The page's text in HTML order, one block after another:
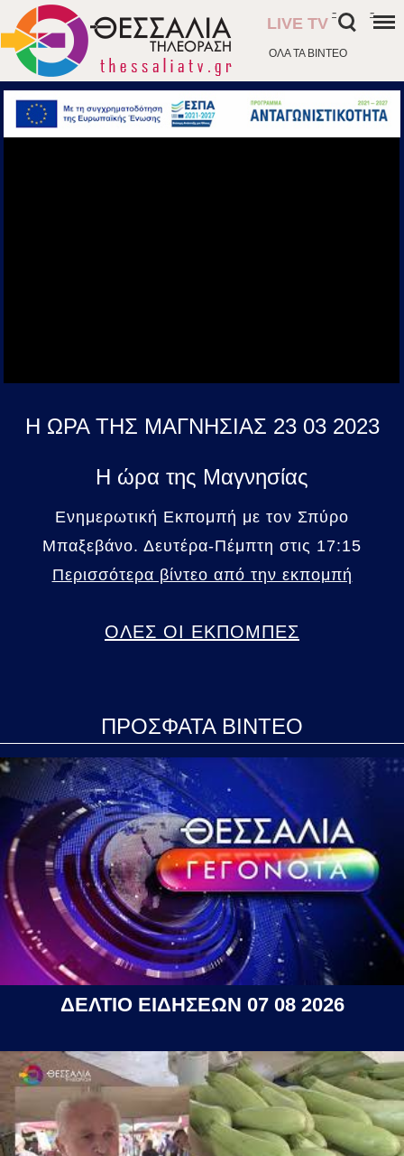
ΟΛΑ ΤΑ ΒΙΝΤΕΟ
LIVE TV
- -
Η ΩΡΑ ΤΗΣ ΜΑΓΝΗΣΙΑΣ 23 03 2023
Η ώρα της Μαγνησίας
Ενημερωτική Εκπομπή με τον Σπύρο
Μπαξεβάνο. Δευτέρα-Πέμπτη στις 17:15
Περισσότερα βίντεο από την εκπομπή
ΟΛΕΣ ΟΙ ΕΚΠΟΜΠΕΣ
ΠΡΟΣΦΑΤΑ ΒΙΝΤΕΟ
ΔΕΛΤΙΟ ΕΙΔΗΣΕΩΝ 07 08 2026